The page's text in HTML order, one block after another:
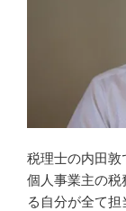
税理士の内田敦
個人事業主の税
る自分が全て